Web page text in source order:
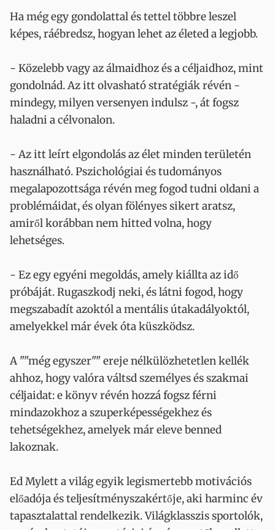
Ha még egy gondolattal és tettel többre leszel
képes, ráébredsz, hogyan lehet az életed a legjobb.
- Közelebb vagy az álmaidhoz és a céljaidhoz, mint
gondolnád. Az itt olvasható stratégiák révén -
mindegy, milyen versenyen indulsz -, át fogsz
haladni a célvonalon.
- Az itt leírt elgondolás az élet minden területén
használható. Pszichológiai és tudományos
megalapozottsága révén meg fogod tudni oldani a
problémáidat, és olyan fölényes sikert aratsz,
amiről korábban nem hitted volna, hogy
lehetséges.
- Ez egy egyéni megoldás, amely kiállta az idő
próbáját. Rugaszkodj neki, és látni fogod, hogy
megszabadít azoktól a mentális útakadályoktól,
amelyekkel már évek óta küszködsz.
A ""még egyszer"" ereje nélkülözhetetlen kellék
ahhoz, hogy valóra váltsd személyes és szakmai
céljaidat: e könyv révén hozzá fogsz férni
mindazokhoz a szuperképességekhez és
tehetségekhez, amelyek már eleve benned
lakoznak.
Ed Mylett a világ egyik legismertebb motivációs
előadója és teljesítményszakértője, aki harminc év
tapasztalattal rendelkezik. Világklasszis sportolók,